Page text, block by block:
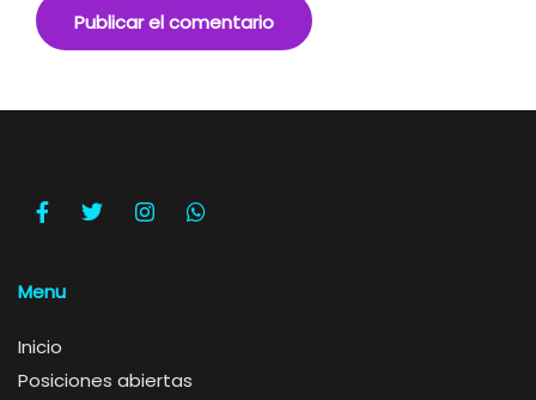
Menu
Inicio
Posiciones abiertas